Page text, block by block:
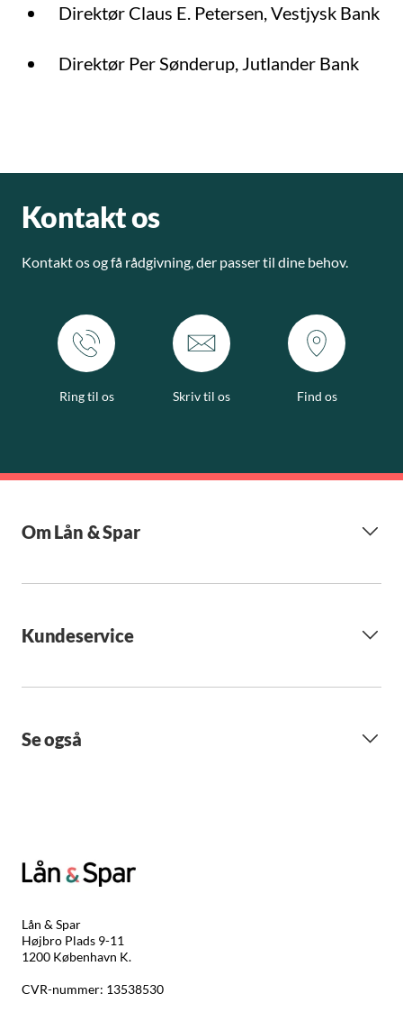
Direktør Claus E. Petersen, Vestjysk Bank
Direktør Per Sønderup, Jutlander Bank
Kontakt os
Kontakt os og få rådgivning, der passer til dine behov.
Ring til os Skriv til os Find os
Om Lån & Spar
Kundeservice
Se også
Lån & Spar
Højbro Plads 9-11
1200 København K.
CVR-nummer: 13538530